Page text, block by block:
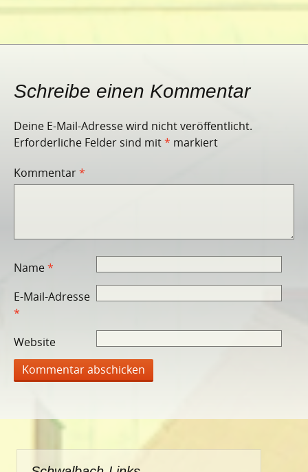
Schreibe einen Kommentar
Deine E-Mail-Adresse wird nicht veröffentlicht.
Erforderliche Felder sind mit* markiert
Kommentar*
Name*
E-Mail-Adresse
*
Website